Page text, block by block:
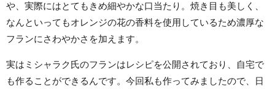
や、実際にはとてもきめ細やかな口当たり。焼き目も美しく、
なんといってもオレンジの花の香料を使用しているため濃厚な
フランにさわやかさを加えます。
実はミシャラク氏のフランはレシピを公開されており、自宅で
も作ることができるんです。今回私も作ってみましたので、日